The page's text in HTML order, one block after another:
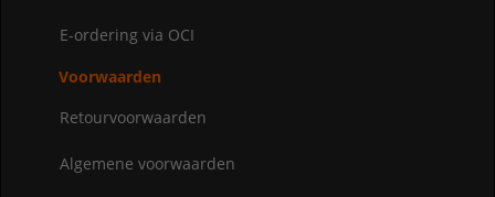
E-ordering via OCI
Voorwaarden
Retourvoorwaarden
Algemene voorwaarden